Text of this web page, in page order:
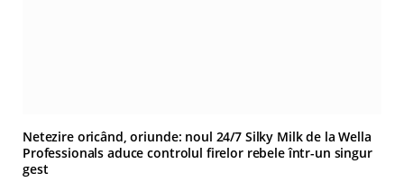
Netezire oricând, oriunde: noul 24/7 Silky Milk de la Wella
Professionals aduce controlul firelor rebele într-un singur
gest